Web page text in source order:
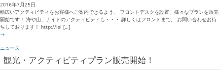
2016年7月25日
幅広いアクティビティをお客様へご案内できるよう、 フロントデスクを設置、様々なプランを販売
開始です！ 海や山、ナイトのアクティビティも・・・ 詳しくはフロントまで。 お問い合わせお待
ちしております！ http://isl […]
→
ニュース
観光・アクティビティプラン販売開始！